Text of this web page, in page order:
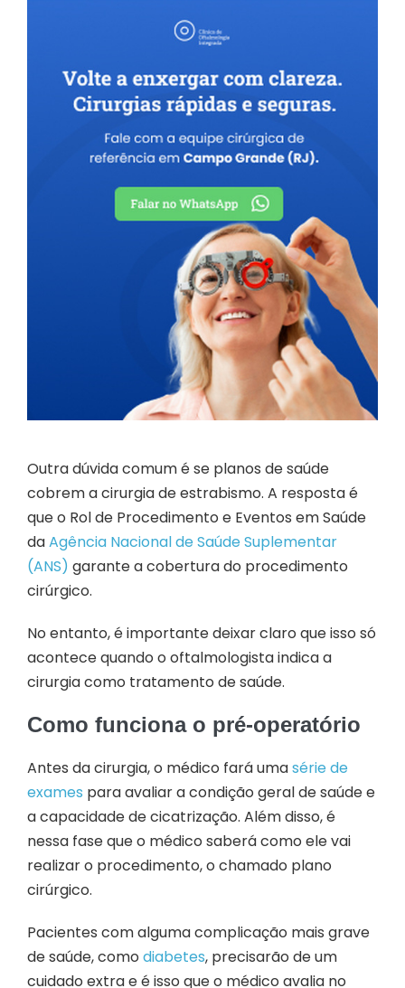
Outra dúvida comum é se planos de saúde
cobrem a cirurgia de estrabismo. A resposta é
que o Rol de Procedimento e Eventos em Saúde
daAgência Nacional de Saúde Suplementar
(ANS) garante a cobertura do procedimento
cirúrgico.
No entanto, é importante deixar claro que isso só
acontece quando o oftalmologista indica a
cirurgia como tratamento de saúde.
Como funciona o pré-operatório
Antes da cirurgia, o médico fará umasérie de
exames para avaliar a condição geral de saúde e
a capacidade de cicatrização. Além disso, é
nessa fase que o médico saberá como ele vai
realizar o procedimento, o chamado plano
cirúrgico.
Pacientes com alguma complicação mais grave
de saúde, como diabetes, precisarão de um
cuidado extra e é isso que o médico avalia no